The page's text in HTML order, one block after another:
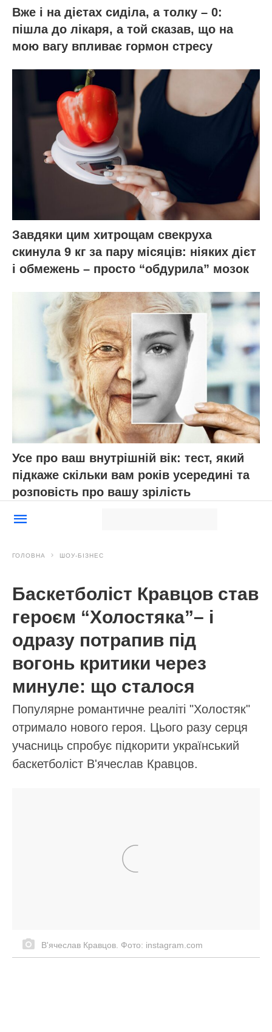
Вже і на дієтах сиділа, а толку – 0:
пішла до лікаря, а той сказав, що на
мою вагу впливає гормон стресу
Завдяки цим хитрощам свекруха
скинула 9 кг за пару місяців: ніяких дієт
і обмежень – просто “обдурила” мозок
Усе про ваш внутрішній вік: тест, який
підкаже скільки вам років усередині та
розповість про вашу зрілість